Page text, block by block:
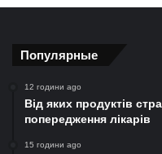
Популярные
12 години ago
Від яких продуктів
попередження лікарів
15 години ago